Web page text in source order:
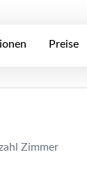
Preise
Zimmer